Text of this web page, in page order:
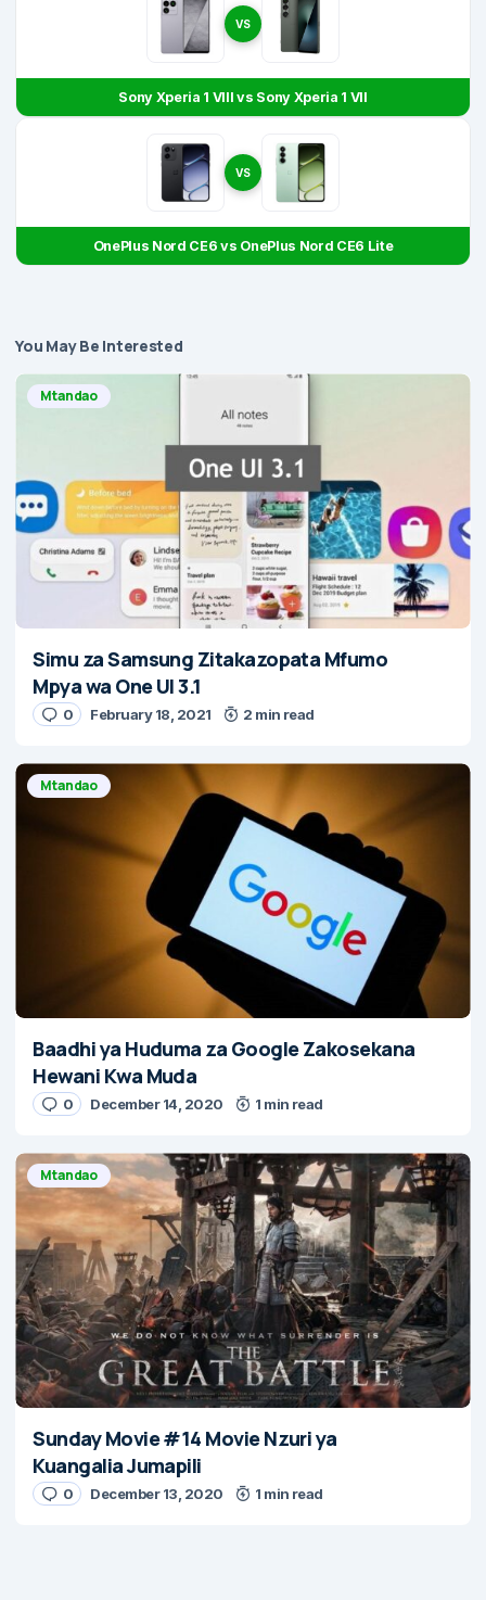
VS
Sony Xperia 1 VIII vs Sony Xperia 1 VII
VS
OnePlus Nord CE6 vs OnePlus Nord CE6 Lite
You May Be Interested
Mtandao
Simu za Samsung Zitakazopata Mfumo
Mpya wa One UI 3.1
0 February 18, 2021 2 min read
Mtandao
Baadhi ya Huduma za Google Zakosekana
Hewani Kwa Muda
0 December 14, 2020 1 min read
Mtandao
Sunday Movie #14 Movie Nzuri ya
Kuangalia Jumapili
0 December 13, 2020 1 min read